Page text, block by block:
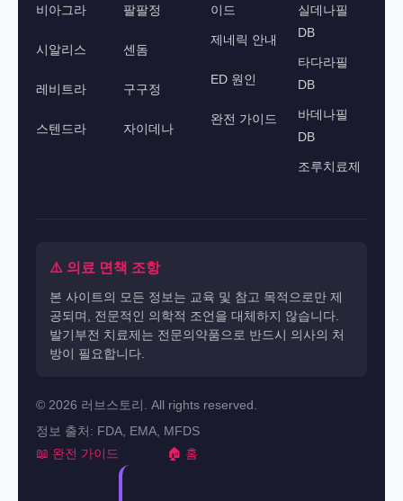
비아그라
시알리스
레비트라
스텐드라
팔팔정
센돔
구구정
자이데나
이드
제네릭 안내
ED 원인
완전 가이드
실데나필
DB
타다라필
DB
바데나필
DB
조루치료제
⚠️ 의료 면책 조항
본 사이트의 모든 정보는 교육 및 참고 목적으로만 제
공되며, 전문적인 의학적 조언을 대체하지 않습니다.
발기부전 치료제는 전문의약품으로 반드시 의사의 처
방이 필요합니다.
© 2026 러브스토리. All rights reserved.
정보 출처: FDA, EMA, MFDS
📖 완전 가이드 🏠 홈